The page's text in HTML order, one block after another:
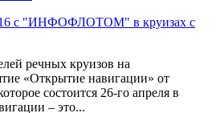
с "ИНФОФЛОТОМ" в круизах с
речных круизов на
«Открытие навигации» от
состоится 26-го апреля в
– это...